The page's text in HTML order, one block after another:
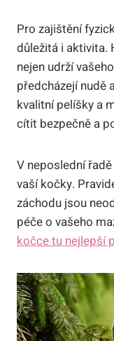
Pro zajištění
důležitá i aktivita.
nejen udrží
předcházejí nudě
kvalitní pelíšky a
cítit bezpečně a
V neposlední
vaší kočky.
záchodu jsou
péče o vašeho
kočce tu nejlepší